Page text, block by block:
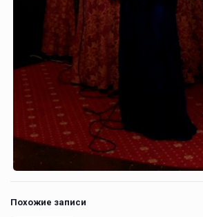
Похожие записи